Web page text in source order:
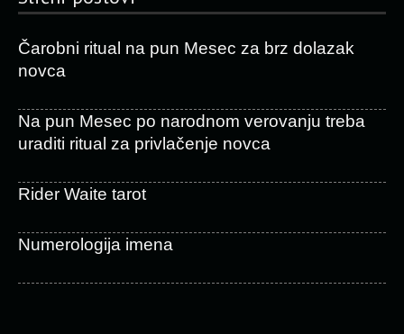
Čarobni ritual na pun Mesec za brz dolazak
novca
Na pun Mesec po narodnom verovanju treba
uraditi ritual za privlačenje novca
Rider Waite tarot
Numerologija imena